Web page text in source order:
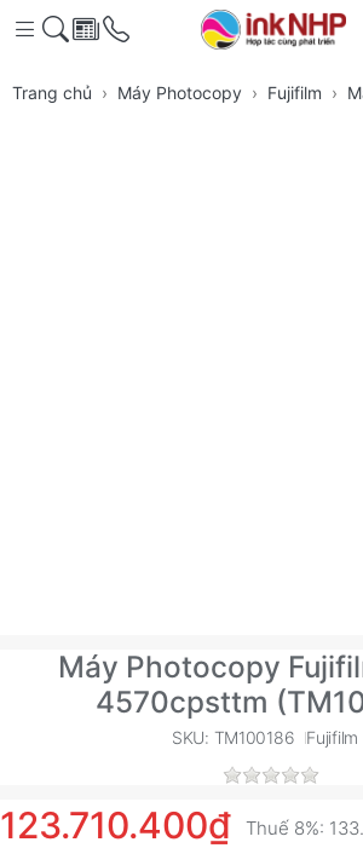
Trang chủ Máy Photocopy Fujifilm
Máy Photocopy
4570cpsttm
SKU: TM100186 Fujifilm
123.710.400₫ Thuế 8%: